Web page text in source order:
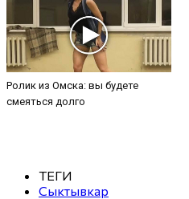
Ролик из Омска: вы будете
смеяться долго
ТЕГИ
Сыктывкар